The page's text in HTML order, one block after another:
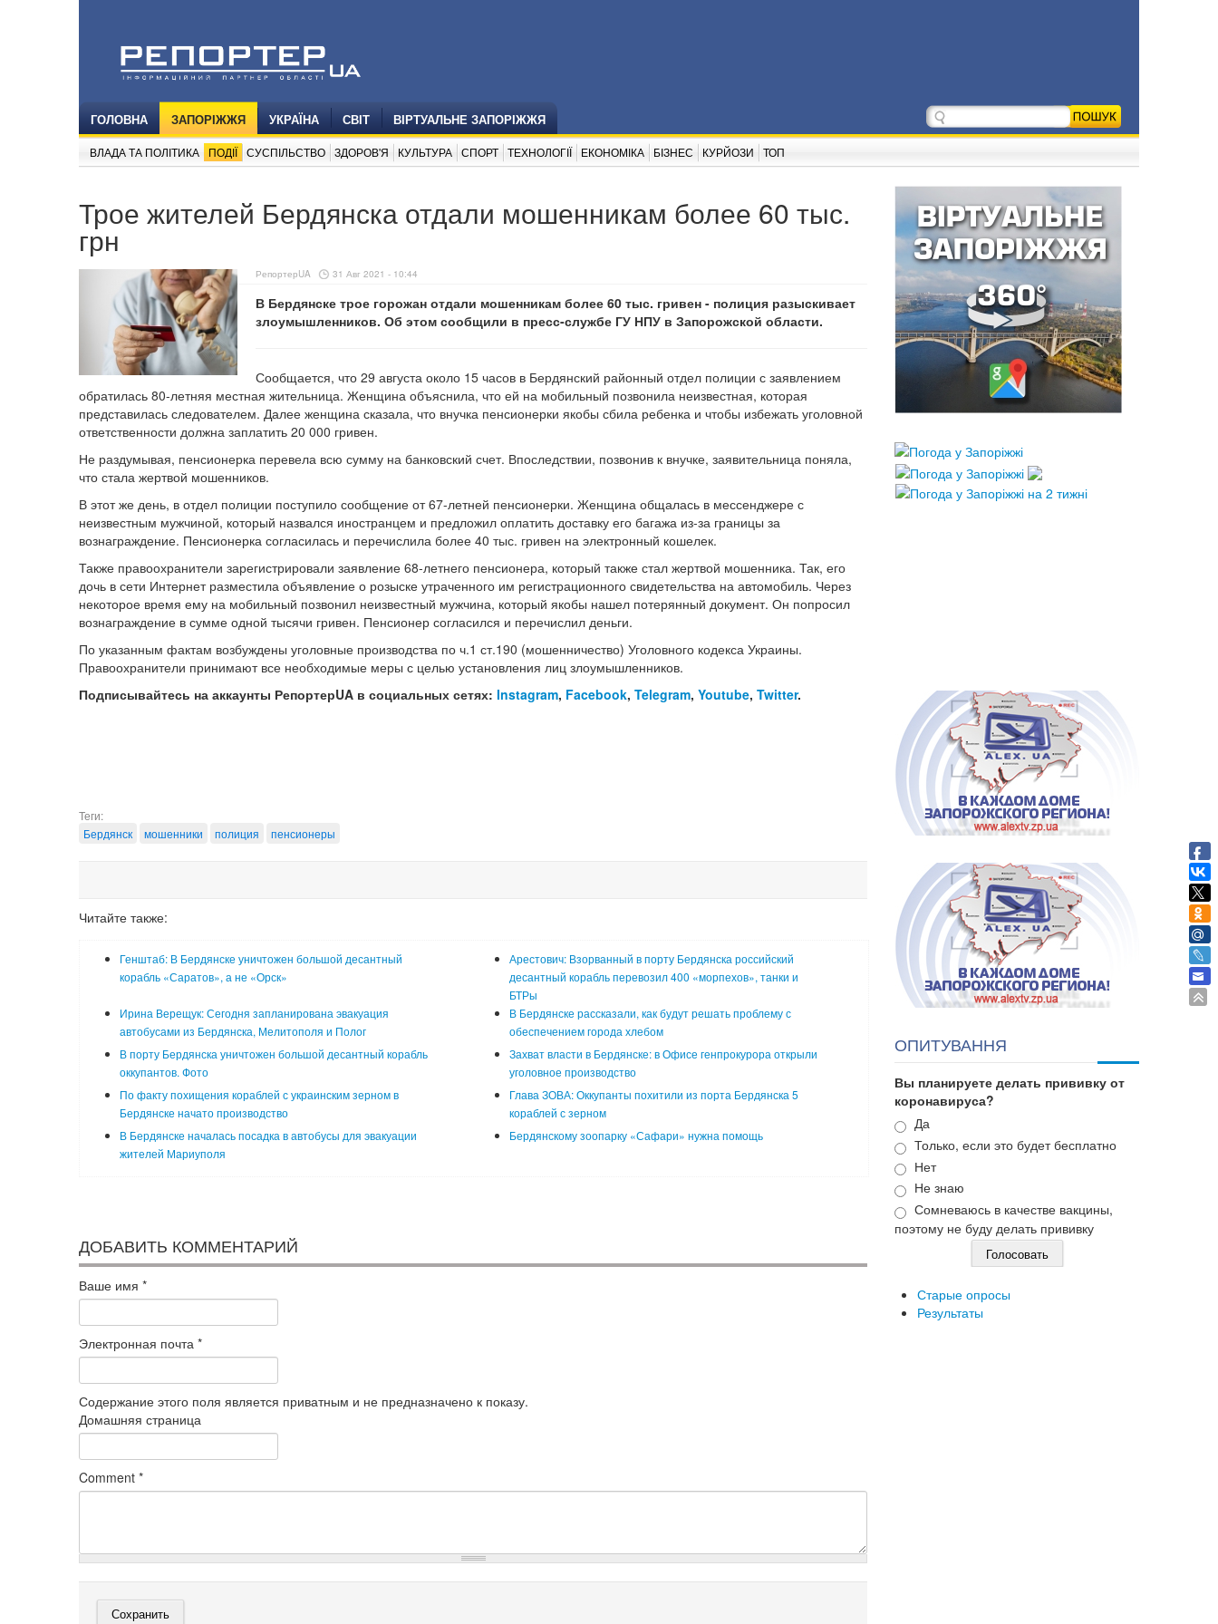
ГОЛОВНА ЗАПОРІЖЖЯ УКРАЇНА СВІТ ВІРТУАЛЬНЕ ЗАПОРІЖЖЯ
ВЛАДА ТА ПОЛІТИКА ПОДІЇ СУСПІЛЬСТВО ЗДОРОВ'Я КУЛЬТУРА СПОРТ ТЕХНОЛОГІЇ ЕКОНОМІКА БІЗНЕС КУРЙОЗИ ТОП
Трое жителей Бердянска отдали мошенникам более 60 тыс.
грн
РепортерUA 31 Авг 2021 - 10:44
В Бердянске трое горожан отдали мошенникам более 60 тыс. гривен - полиция разыскивает
злоумышленников. Об этом сообщили в пресс-службе ГУ НПУ в Запорожской области.
Сообщается, что 29 августа около 15 часов в Бердянский районный отдел полиции с заявлением
обратилась 80-летняя местная жительница. Женщина объяснила, что ей на мобильный позвонила неизвестная, которая
представилась следователем. Далее женщина сказала, что внучка пенсионерки якобы сбила ребенка и чтобы избежать уголовной
ответственности должна заплатить 20 000 гривен.
Не раздумывая, пенсионерка перевела всю сумму на банковский счет. Впоследствии, позвонив к внучке, заявительница поняла,
что стала жертвой мошенников.
В этот же день, в отдел полиции поступило сообщение от 67-летней пенсионерки. Женщина общалась в мессенджере с
неизвестным мужчиной, который назвался иностранцем и предложил оплатить доставку его багажа из-за границы за
вознаграждение. Пенсионерка согласилась и перечислила более 40 тыс. гривен на электронный кошелек.
Также правоохранители зарегистрировали заявление 68-летнего пенсионера, который также стал жертвой мошенника. Так, его
дочь в сети Интернет разместила объявление о розыске утраченного им регистрационного свидетельства на автомобиль. Через
некоторое время ему на мобильный позвонил неизвестный мужчина, который якобы нашел потерянный документ. Он попросил
вознаграждение в сумме одной тысячи гривен. Пенсионер согласился и перечислил деньги.
По указанным фактам возбуждены уголовные производства по ч.1 ст.190 (мошенничество) Уголовного кодекса Украины.
Правоохранители принимают все необходимые меры с целью установления лиц злоумышленников.
Подписывайтесь на аккаунты РепортерUA в социальных сетях: Instagram, Facebook, Telegram, Youtube, Twitter.
Теги:
Бердянск
мошенники полиция пенсионеры
Читайте также:
Генштаб: В Бердянске уничтожен большой десантный
корабль «Саратов», а не «Орск»
Арестович: Взорванный в порту Бердянска российский
десантный корабль перевозил 400 «морпехов», танки и
БТРы
Ирина Верещук: Сегодня запланирована эвакуация
автобусами из Бердянска, Мелитополя и Полог
В Бердянске рассказали, как будут решать проблему с
обеспечением города хлебом
В порту Бердянска уничтожен большой десантный корабль
оккупантов. Фото
Захват власти в Бердянске: в Офисе генпрокурора открыли
уголовное производство
По факту похищения кораблей с украинским зерном в
Бердянске начато производство
Глава ЗОВА: Оккупанты похитили из порта Бердянска 5
кораблей с зерном
В Бердянске началась посадка в автобусы для эвакуации
жителей Мариуполя
Бердянскому зоопарку «Сафари» нужна помощь
ДОБАВИТЬ КОММЕНТАРИЙ
Ваше имя *
Электронная почта *
Содержание этого поля является приватным и не предназначено к показу.
Домашняя страница
Comment *
ОПИТУВАННЯ
Вы планируете делать прививку от
коронавируса?
Варианты
Да
Только, если это будет бесплатно
Нет
Не знаю
Сомневаюсь в качестве вакцины,
поэтому не буду делать прививку
Старые опросы
Результаты